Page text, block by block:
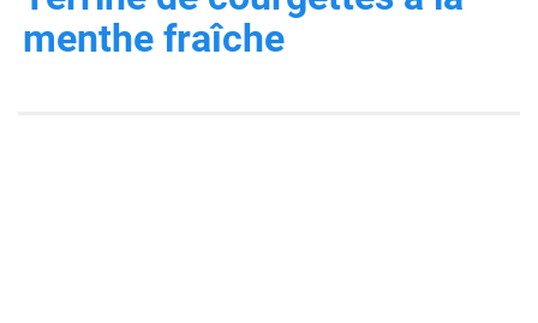
menthe fraîche